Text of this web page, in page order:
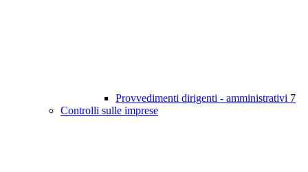
Provvedimenti dirigenti - amministrativi 7
Controlli sulle imprese